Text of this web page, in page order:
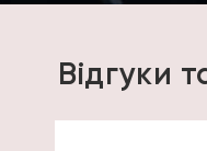
Відгуки